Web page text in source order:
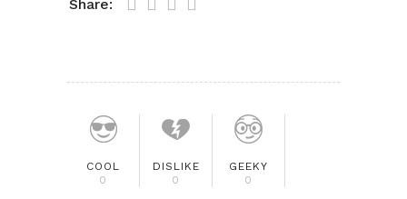
Share:
COOL
0
DISLIKE
0
GEEKY
0